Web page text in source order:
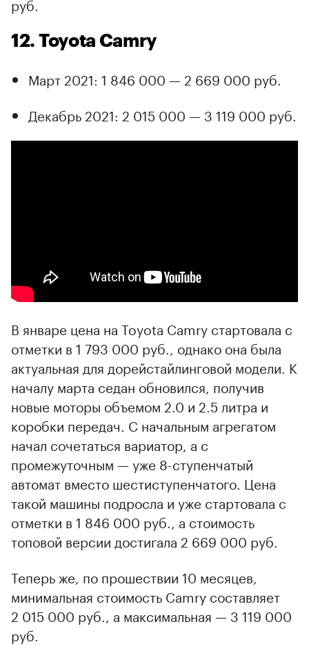
руб.
12. Toyota Camry
Март 2021: 1 846 000 — 2 669 000 руб.
Декабрь 2021: 2 015 000 — 3 119 000 руб.
В январе цена на Toyota Camry стартовала с
отметки в 1 793 000 руб., однако она была
актуальная для дорейстайлинговой модели. К
началу марта седан обновился, получив
новые моторы объемом 2.0 и 2.5 литра и
коробки передач. С начальным агрегатом
начал сочетаться вариатор, а с
промежуточным — уже 8-ступенчатый
автомат вместо шестиступенчатого. Цена
такой машины подросла и уже стартовала с
отметки в 1 846 000 руб., а стоимость
топовой версии достигала 2 669 000 руб.
Теперь же, по прошествии 10 месяцев,
минимальная стоимость Camry составляет
2 015 000 руб., а максимальная — 3 119 000
руб.